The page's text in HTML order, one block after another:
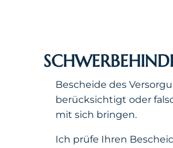
Bescheide des
berücksichtigt oder
mit sich bringen.
Ich prüfe Ihren